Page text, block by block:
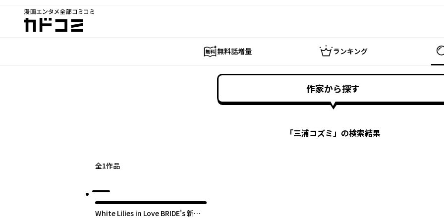
漫画エンタメ全部コミコミ
カドコミ
無料話増量 ランキング
作家から探す
「三浦コズミ」の検索結果
全1作品
White Lilies in Love BRIDE's 新婚